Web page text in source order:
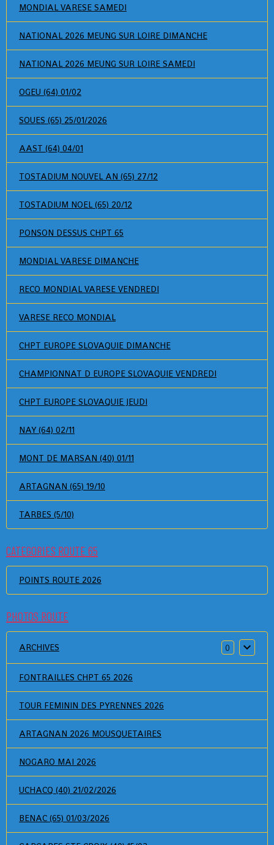
MONDIAL VARESE SAMEDI
NATIONAL 2026 MEUNG SUR LOIRE DIMANCHE
NATIONAL 2026 MEUNG SUR LOIRE SAMEDI
OGEU (64) 01/02
SOUES (65) 25/01/2026
AAST (64) 04/01
TOSTADIUM NOUVEL AN (65) 27/12
TOSTADIUM NOEL (65) 20/12
PONSON DESSUS CHPT 65
MONDIAL VARESE DIMANCHE
RECO MONDIAL VARESE VENDREDI
VARESE RECO MONDIAL
CHPT EUROPE SLOVAQUIE DIMANCHE
CHAMPIONNAT D EUROPE SLOVAQUIE VENDREDI
CHPT EUROPE SLOVAQUIE JEUDI
NAY (64) 02/11
MONT DE MARSAN (40) 01/11
ARTAGNAN (65) 19/10
TARBES (5/10)
CATEGORIES ROUTE 65
POINTS ROUTE 2026
PHOTOS ROUTE
ARCHIVES 0
FONTRAILLES CHPT 65 2026
TOUR FEMININ DES PYRENNES 2026
ARTAGNAN 2026 MOUSQUETAIRES
NOGARO MAI 2026
UCHACQ (40) 21/02/2026
BENAC (65) 01/03/2026